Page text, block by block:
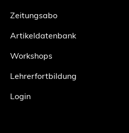
Zeitungsabo
Artikeldatenbank
Workshops
Lehrerfortbildung
Login